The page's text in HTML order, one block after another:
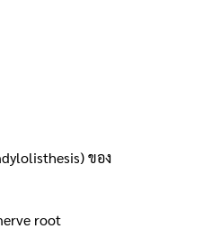
ของ
root